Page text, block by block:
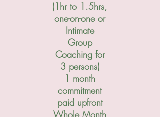
(1hr to 1.5hrs,
one-on-one or
Intimate
Group
Coaching for
3 persons)
1 month
commitment
paid upfront
Whole Month